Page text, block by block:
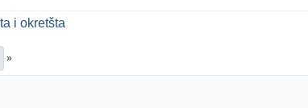
i okretšta